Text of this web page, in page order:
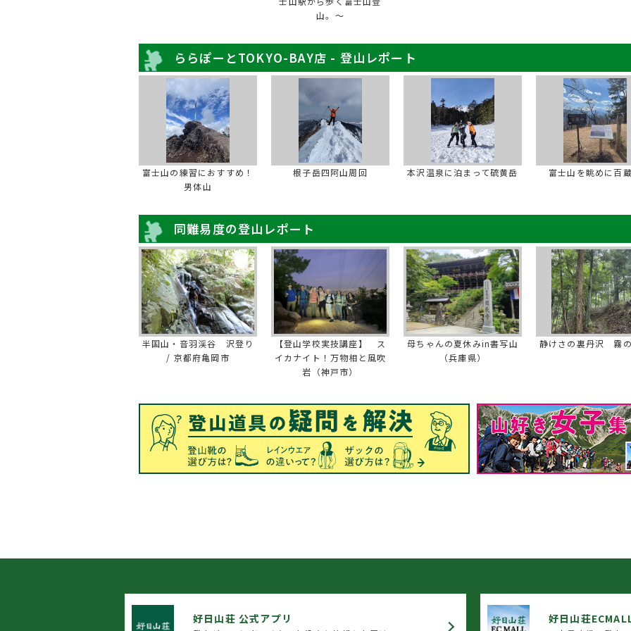
山。～
ららぽーとTOKYO-BAY店 - 登山レポート
富士山の練習におすすめ！
男体山
根子岳四阿山周回 本沢温泉に泊まって硫黄岳 富士山を眺めに百
同難易度の登山レポート
半国山・音羽渓谷 沢登り
/ 京都府亀岡市
【登山学校実技講座】 ス
イカナイト！万物相と風吹
岩（神戸市）
母ちゃんの夏休みin書写山
（兵庫県）
静けさの裏丹沢 霧
好日山荘 公式アプリ 好日山荘